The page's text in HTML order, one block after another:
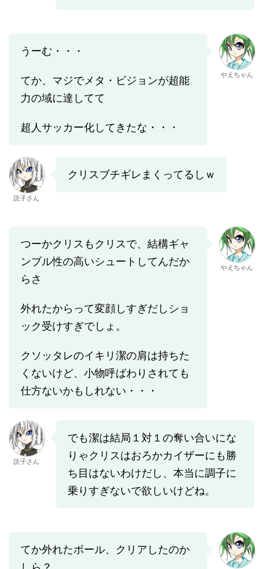
うーむ・・・
てか、マジでメタ・ビジョンが超能
力の域に達してて
超人サッカー化してきたな・・・
やえちゃん
読子さん
クリスブチギレまくってるしｗ
つーかクリスもクリスで、結構ギャ
ンブル性の高いシュートしてんだか
らさ
外れたからって変顔しすぎだしショ
ック受けすぎでしょ。
クソッタレのイキリ潔の肩は持ちた
くないけど、小物呼ばわりされても
仕方ないかもしれない・・・
やえちゃん
読子さん
でも潔は結局１対１の奪い合いにな
りゃクリスはおろかカイザーにも勝
ち目はないわけだし、本当に調子に
乗りすぎないで欲しいけどね。
てか外れたボール、クリアしたのか